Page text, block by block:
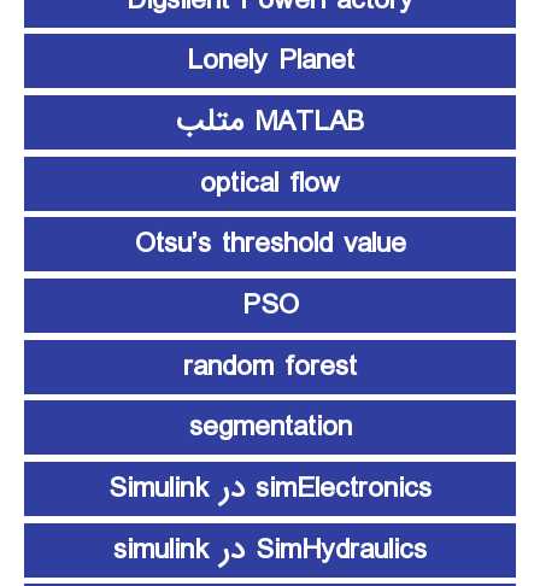
Lonely Planet
MATLAB متلب
optical flow
Otsu’s threshold value
PSO
random forest
segmentation
simElectronics در Simulink
SimHydraulics در simulink